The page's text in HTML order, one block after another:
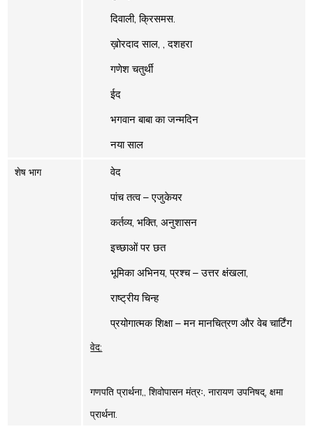
दिवाली, क्रिसमस.
ख़ोरदाद साल, ,दशहरा
गणेश चतुर्थी
ईद
भगवान बाबा का जन्मदिन
नया साल
शेष भाग
वेद
पांच तत्व – एजुकेयर
कर्तव्य, भक्ति, अनुशासन
इच्छाओं पर छत
भूमिका अभिनय, प्रश्च – उत्तर क्षंखला,
राष्ट्रीय चिन्ह
प्रयोगात्मक शिक्षा – मन मानचित्रण और वेब चार्टिंग
वेद:
गणपति प्रार्थना,,शिवोपासन मंत्रः, नारायण उपनिषद्, क्षमा
प्रार्थना.